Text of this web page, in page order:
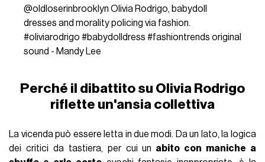
@oldloserinbrooklyn Olivia Rodrigo, babydoll
dresses and morality policing via fashion.
#oliviarodrigo #babydolldress #fashiontrends original
sound - Mandy Lee
Perché il dibattito su Olivia Rodrigo
riflette un'ansia collettiva
La vicenda può essere letta in due modi. Da un lato, la logica
dei critici da tastiera, per cui un abito con maniche a